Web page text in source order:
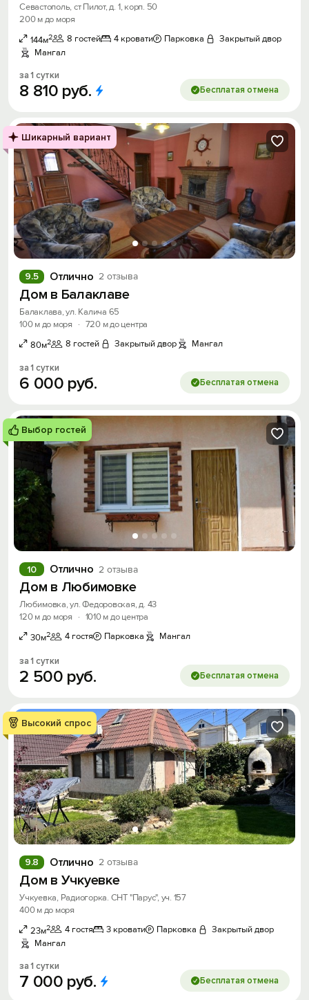
Севастополь, ст Пилот, д. 1, корп. 50
200 м до моря
144м2 8 гостей 4 кровати Парковка
Закрытый двор
Мангал
за 1 сутки
8 810 руб. Бесплатая отмена
Шикарный вариант
Отлично 2 отзыва
9.5
Дом в Балаклаве
Балаклава, ул. Калича 65
100 м до моря
· 720 м до центра
80м2 8 гостей Закрытый двор Мангал
за 1 сутки
6 000 руб. Бесплатая отмена
Выбор гостей
Отлично 2 отзыва
10
Дом в Любимовке
Любимовка, ул. Федоровская, д. 43
120 м до моря
· 1010 м до центра
30м2 4 гостя Парковка Мангал
за 1 сутки
2 500 руб. Бесплатая отмена
Высокий спрос
Отлично 2 отзыва
9.8
Дом в Учкуевке
Учкуевка, Радиогорка. СНТ "Парус", уч. 157
400 м до моря
23м2 4 гостя 3 кровати Парковка
Закрытый двор
Мангал
за 1 сутки
7 000 руб. Бесплатая отмена